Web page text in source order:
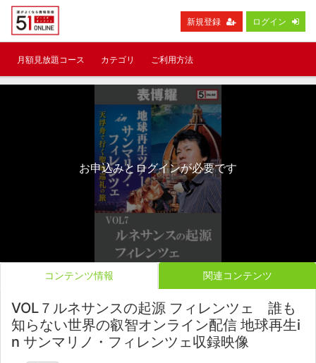
新規登録 ログイン
月額見放題コース カテゴリ ご利用方法
お申込みとログインが必要です
コンテンツ情報 関連コンテンツ
VOL７ルネサンスの起源 フィレンツェ 誰も
知らない世界の叡智オンライン配信 地球再生i
n サンマリノ・フィレンツェ収録映像